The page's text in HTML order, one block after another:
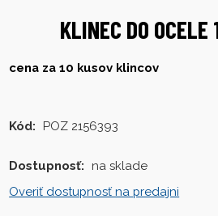
KLINEC DO
cena za 10 kusov klincov
Kód: POZ 2156393
Dostupnosť:
na sklade
Overiť dostupnosť na predajni